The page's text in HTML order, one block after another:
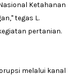
Ketahanan
tegas L.
pertanian.
melalui kanal